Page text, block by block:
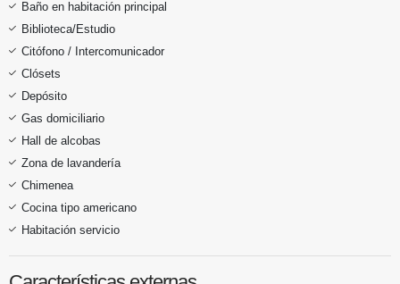
Baño en habitación principal
Biblioteca/Estudio
Citófono / Intercomunicador
Clósets
Depósito
Gas domiciliario
Hall de alcobas
Zona de lavandería
Chimenea
Cocina tipo americano
Habitación servicio